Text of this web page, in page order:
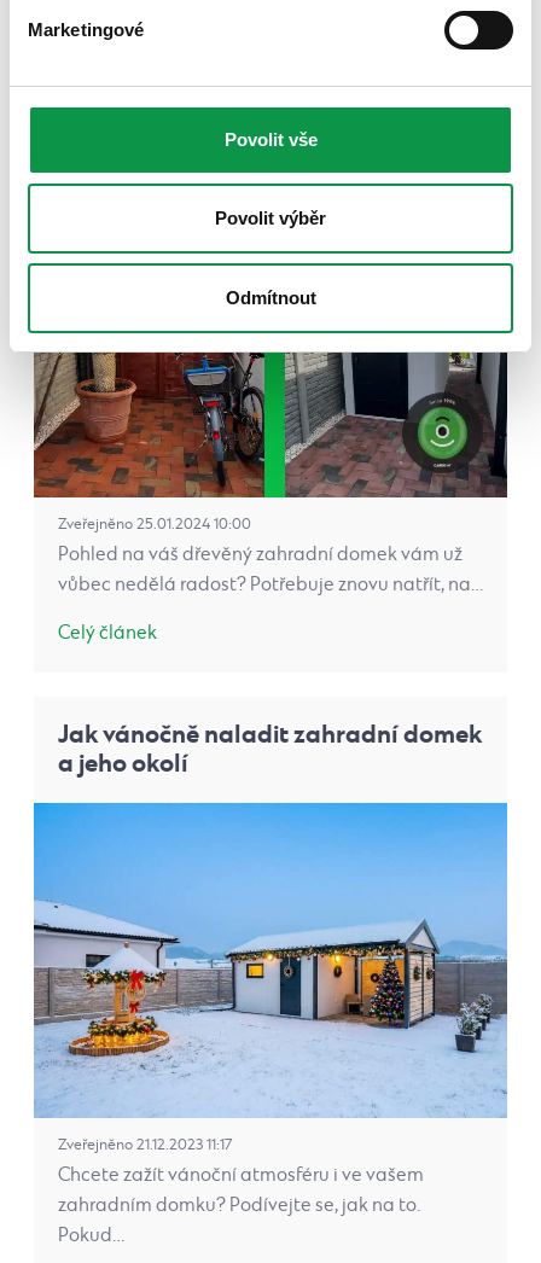
Marketingové
Povolit vše
Povolit výběr
Odmítnout
Výměna dřevěného domku za
ocelový – porovnejte si výhody
Zveřejněno 25.01.2024 10:00
Pohled na váš dřevěný zahradní domek vám už
vůbec nedělá radost? Potřebuje znovu natřít, na…
Celý článek
Jak vánočně naladit zahradní domek
a jeho okolí
Zveřejněno 21.12.2023 11:17
Chcete zažít vánoční atmosféru i ve vašem
zahradním domku? Podívejte se, jak na to.
Pokud…